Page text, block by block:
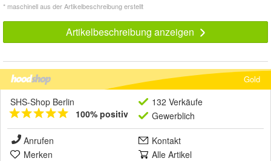
* maschinell aus der Artikelbeschreibung erstellt
Artikelbeschreibung anzeigen
Gold
SHS-Shop Berlin
100% positiv
132 Verkäufe
Gewerblich
Anrufen
Kontakt
Merken
Alle Artikel